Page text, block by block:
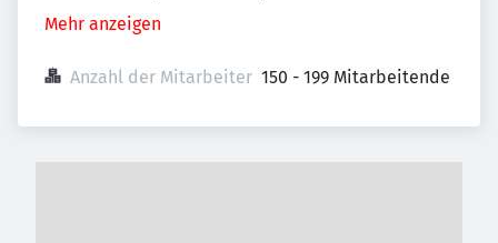
Mehr anzeigen
Anzahl der Mitarbeiter 150 - 199 Mitarbeitende